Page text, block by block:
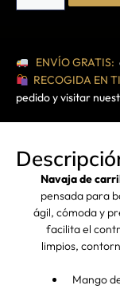
ENVÍO GRATIS:
RECOGIDA EN
pedido y visitar
Navaja de
pensada para
ágil, cómoda y
facilita el
limpios,
Mango